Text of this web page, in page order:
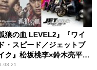
狼の血 LEVEL2』『ワイ
・スピード／ジェットブ
ク』松坂桃李×鈴木亮平、
のバイオレンス＆世界待